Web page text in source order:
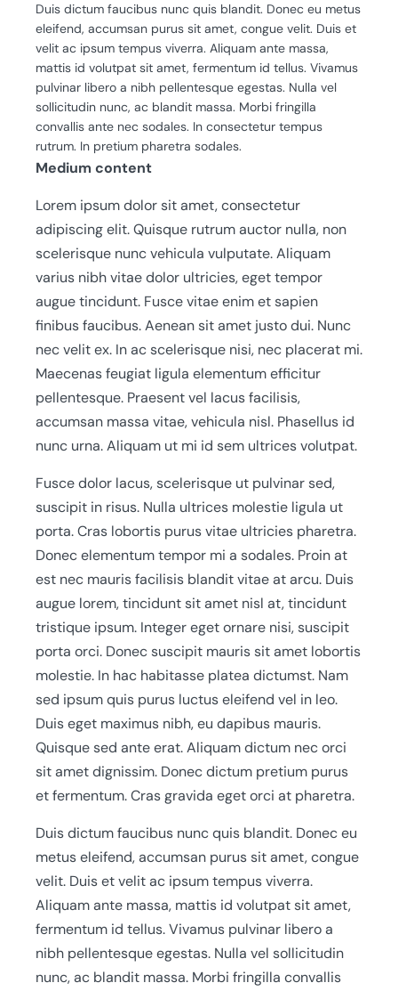
Duis dictum faucibus nunc quis blandit. Donec eu metus
eleifend, accumsan purus sit amet, congue velit. Duis et
velit ac ipsum tempus viverra. Aliquam ante massa,
mattis id volutpat sit amet, fermentum id tellus. Vivamus
pulvinar libero a nibh pellentesque egestas. Nulla vel
sollicitudin nunc, ac blandit massa. Morbi fringilla
convallis ante nec sodales. In consectetur tempus
rutrum. In pretium pharetra sodales.
Medium content
Lorem ipsum dolor sit amet, consectetur
adipiscing elit. Quisque rutrum auctor nulla, non
scelerisque nunc vehicula vulputate. Aliquam
varius nibh vitae dolor ultricies, eget tempor
augue tincidunt. Fusce vitae enim et sapien
finibus faucibus. Aenean sit amet justo dui. Nunc
nec velit ex. In ac scelerisque nisi, nec placerat mi.
Maecenas feugiat ligula elementum efficitur
pellentesque. Praesent vel lacus facilisis,
accumsan massa vitae, vehicula nisl. Phasellus id
nunc urna. Aliquam ut mi id sem ultrices volutpat.
Fusce dolor lacus, scelerisque ut pulvinar sed,
suscipit in risus. Nulla ultrices molestie ligula ut
porta. Cras lobortis purus vitae ultricies pharetra.
Donec elementum tempor mi a sodales. Proin at
est nec mauris facilisis blandit vitae at arcu. Duis
augue lorem, tincidunt sit amet nisl at, tincidunt
tristique ipsum. Integer eget ornare nisi, suscipit
porta orci. Donec suscipit mauris sit amet lobortis
molestie. In hac habitasse platea dictumst. Nam
sed ipsum quis purus luctus eleifend vel in leo.
Duis eget maximus nibh, eu dapibus mauris.
Quisque sed ante erat. Aliquam dictum nec orci
sit amet dignissim. Donec dictum pretium purus
et fermentum. Cras gravida eget orci at pharetra.
Duis dictum faucibus nunc quis blandit. Donec eu
metus eleifend, accumsan purus sit amet, congue
velit. Duis et velit ac ipsum tempus viverra.
Aliquam ante massa, mattis id volutpat sit amet,
fermentum id tellus. Vivamus pulvinar libero a
nibh pellentesque egestas. Nulla vel sollicitudin
nunc, ac blandit massa. Morbi fringilla convallis